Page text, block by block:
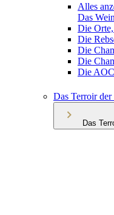
Alles
Das
Die
Die
Die
Die
Die
Das Terroir der
Das